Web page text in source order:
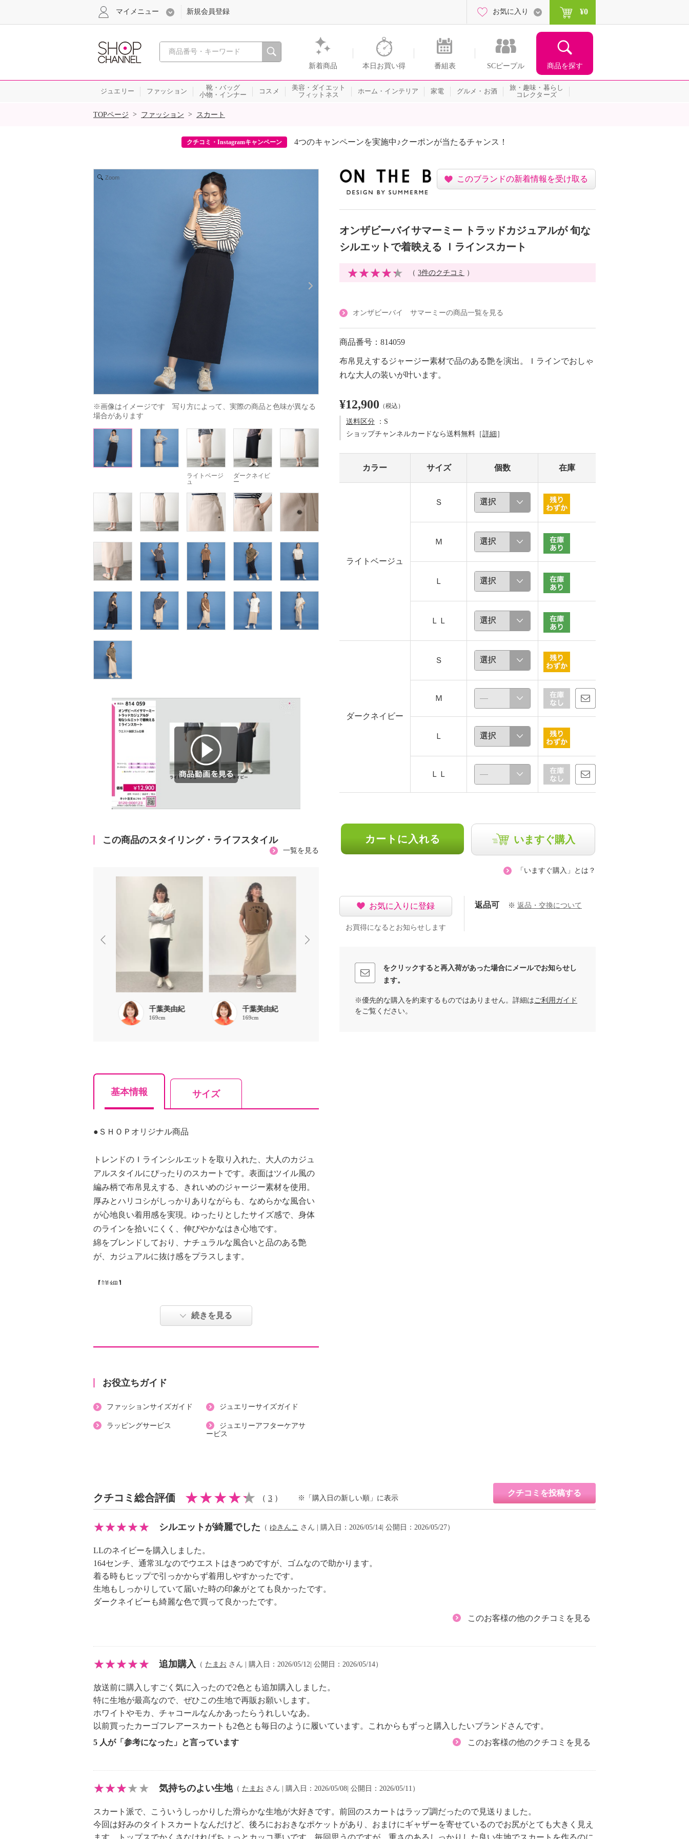
心おどる、瞬間を。通販・テレビショッピングのショップチャンネル
新着商品 本日お買い得 番組表 SCピープル 商品を探す
マイメニュー 新規会員登録 お気に入り ¥0
ジュエリー ファッション
靴・バッグ
小物・インナー
コスメ
美容・ダイエット
フィットネス
ホーム・インテリア 家電 グルメ・お酒
旅・趣味・暮らし
コレクターズ
SALE
TOPページ > ファッション > スカート
クチコミ・Instagramキャンペーン 4つのキャンペーンを実施中♪クーポンが当たるチャンス！
Zoom
※画像はイメージです　写り方によって、実際の商品と色味が異なる
場合があります
ライトベージ
ュ
ダークネイビ
ー
この商品のスタイリング・ライフスタイル
一覧を見る
千葉美由紀
169cm
千葉美由紀
169cm
千葉美由紀
基本情報 サイズ
●ＳＨＯＰオリジナル商品
トレンドのＩラインシルエットを取り入れた、大人のカジュ
アルスタイルにぴったりのスカートです。表面はツイル風の
編み柄で布帛見えする、きれいめのジャージー素材を使用。
厚みとハリコシがしっかりありながらも、なめらかな風合い
が心地良い着用感を実現。ゆったりとしたサイズ感で、身体
のラインを拾いにくく、伸びやかなはき心地です。
綿をブレンドしており、ナチュラルな風合いと品のある艶
が、カジュアルに抜け感をプラスします。
【詳細】
・スリット：約後２９ｃｍ
・ボトムウエスト：後ろのみゴム
・ポリエステル６４％、再生繊維（セルロース）２０％、綿
【メンテナンス（絵表示ラベル）】
・手洗い：可
・漂白処理：塩素系・酸素系漂白不可
・ドライクリーニング：不可
・ウエットクリーニング：可
・長時間照射による変退色注意
・単品洗い
・水や汗などによる色落ち、色移り注意
・摩擦による色落ち、色移り注意
・素材の特性上、多少の縮みあり
・ネット使用
続きを見る
お役立ちガイド
ファッションサイズガイド ジュエリーサイズガイド
ラッピングサービス
ジュエリーアフターケアサ
ービス
このブランドの新着情報を受け取る
オンザビーバイサマーミー トラッドカジュアルが 旬な
シルエットで着映える Ｉラインスカート
（ 3件のクチコミ ）
オンザビーバイ サマーミーの商品一覧を見る
商品番号：814059
布帛見えするジャージー素材で品のある艶を演出。Ｉラインでおしゃ
れな大人の装いが叶います。
¥12,900 （税込）
送料区分 ：S
ショップチャンネルカードなら送料無料［詳細 ］
カラー サイズ 個数 在庫
ライトベージュ
Ｓ
Ｍ
Ｌ
ＬＬ
ダークネイビー
Ｓ
Ｍ
Ｌ
ＬＬ
カートに入れる いますぐ購入
「いますぐ購入」とは？
お気に入りに登録
お買得になるとお知らせします
返品可 ※ 返品・交換について
をクリックすると再入荷があった場合にメールでお知らせし
ます。
※優先的な購入を約束するものではありません。詳細は ご利用ガイド
をご覧ください。
クチコミ総合評価 （ 3 ）
クチコミを投稿する
※「購入日の新しい順」に表示
シルエットが綺麗でした （ ゆきんこ さん | 購入日：2026/05/14| 公開日：2026/05/27）
LLのネイビーを購入しました。
164センチ、通常3Lなのでウエストはきつめですが、ゴムなので助かります。
着る時もヒップで引っかからず着用しやすかったです。
生地もしっかりしていて届いた時の印象がとても良かったです。
ダークネイビーも綺麗な色で買って良かったです。
このお客様の他のクチコミを見る
追加購入 （ たまお さん | 購入日：2026/05/12| 公開日：2026/05/14）
放送前に購入しすごく気に入ったので2色とも追加購入しました。
特に生地が最高なので、ぜひこの生地で再販お願いします。
ホワイトやモカ、チャコールなんかあったらうれしいなあ。
以前買ったカーゴフレアースカートも2色とも毎日のように履いています。これからもずっと購入したいブランドさんです。
5 人が「参考になった」と言っています
このお客様の他のクチコミを見る
気持ちのよい生地（ たまお さん | 購入日：2026/05/08| 公開日：2026/05/11）
スカート派で、こういうしっかりした滑らかな生地が大好きです。前回のスカートはラップ調だったので見送りました。
今回は好みのタイトスカートなんだけど、後ろにおおきなポケットがあり、おまけにギャザーを寄せているのでお尻がとても大きく見え